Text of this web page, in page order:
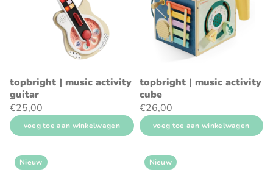
topbright | music activity
guitar
€25,00
voeg toe aan winkelwagen
topbright | music activity
cube
€26,00
voeg toe aan winkelwagen
Nieuw Nieuw